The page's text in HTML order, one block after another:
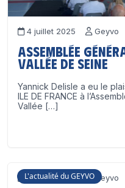
4 juillet 2025 Geyvo
Assemblée
Vallée de Seine
Yannick Delisle a eu le
ILE DE FRANCE à
Vallée […]
L'actualité du GEYVO
3 juillet 2025 Geyvo